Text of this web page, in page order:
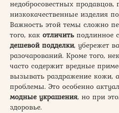
недобросовестных
низкокачественные изделия
Важность этой темы сложно
того, как отличить подлинное
дешевой подделки, убережет
разочарований. Кроме того,
часто содержит вредные
вызывать раздражение кожи,
проблемы. Это особенно
модные украшения, но при
здоровье.